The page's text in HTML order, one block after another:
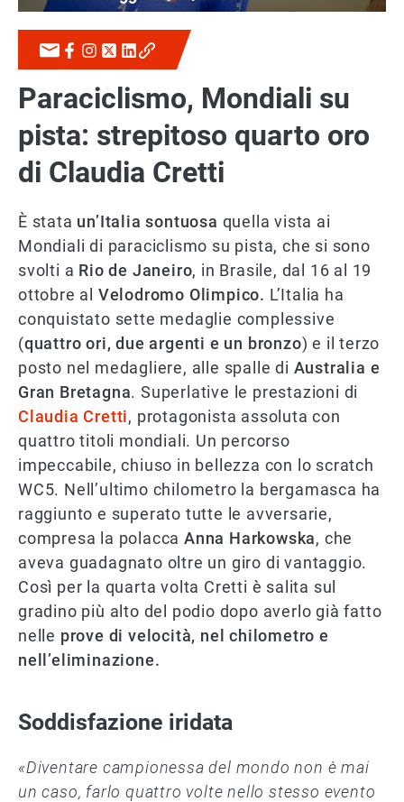
Paraciclismo, Mondiali su
pista: strepitoso quarto oro
di Claudia Cretti
È stata un’Italia sontuosa quella vista ai
Mondiali di paraciclismo su pista, che si sono
svolti a Rio de Janeiro, in Brasile, dal 16 al 19
ottobre al Velodromo Olimpico. L’Italia ha
conquistato sette medaglie complessive
(quattro ori, due argenti e un bronzo) e il terzo
posto nel medagliere, alle spalle di Australia e
Gran Bretagna. Superlative le prestazioni di
Claudia Cretti, protagonista assoluta con
quattro titoli mondiali. Un percorso
impeccabile, chiuso in bellezza con lo scratch
WC5. Nell’ultimo chilometro la bergamasca ha
raggiunto e superato tutte le avversarie,
compresa la polaccaAnna Harkowska, che
aveva guadagnato oltre un giro di vantaggio.
Così per la quarta volta Cretti è salita sul
gradino più alto del podio dopo averlo già fatto
nelle prove di velocità, nel chilometro e
nell’eliminazione.
Soddisfazione iridata
«Diventare campionessa del mondo non è mai
un caso, farlo quattro volte nello stesso evento